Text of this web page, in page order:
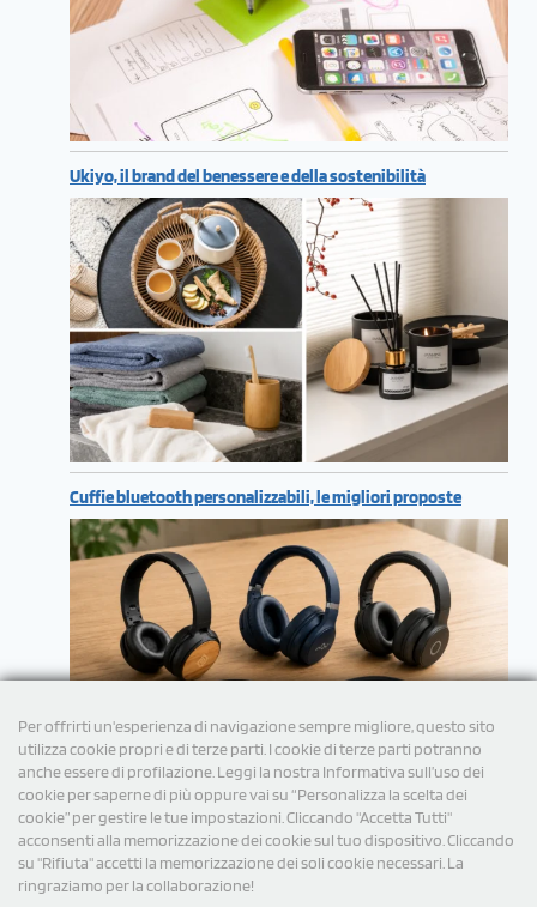
Per offrirti un'esperienza di navigazione sempre migliore, questo sito
utilizza cookie propri e di terze parti. I cookie di terze parti potranno
anche essere di profilazione. Leggi la nostra Informativa sull’uso dei
cookie per saperne di più oppure vai su “Personalizza la scelta dei
cookie” per gestire le tue impostazioni. Cliccando "Accetta Tutti"
acconsenti alla memorizzazione dei cookie sul tuo dispositivo. Cliccando
su "Rifiuta" accetti la memorizzazione dei soli cookie necessari. La
ringraziamo per la collaborazione!
Ukiyo, il brand del benessere e della sostenibilità
Cuffie bluetooth personalizzabili, le migliori proposte